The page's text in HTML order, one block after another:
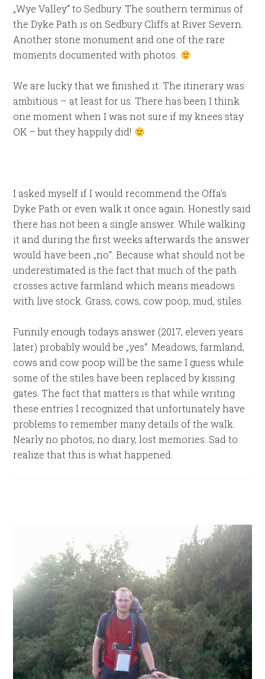
„Wye Valley“ to Sedbury. The southern terminus of
the Dyke Path is on Sedbury Cliffs at River Severn.
Another stone monument and one of the rare
moments documented with photos.
We are lucky that we finished it. The itinerary was
ambitious – at least for us. There has been I think
one moment when I was not sure if my knees stay
OK – but they happily did!
I asked myself if I would recommend the Offa’s
Dyke Path or even walk it once again. Honestly said
there has not been a single answer. While walking
it and during the first weeks afterwards the answer
would have been „no“. Because what should not be
underestimated is the fact that much of the path
crosses active farmland which means meadows
with live stock. Grass, cows, cow poop, mud, stiles.
Funnily enough todays answer (2017, eleven years
later) probably would be „yes“. Meadows, farmland,
cows and cow poop will be the same I guess while
some of the stiles have been replaced by kissing
gates. The fact that matters is that while writing
these entries I recognized that unfortunately have
problems to remember many details of the walk.
Nearly no photos, no diary, lost memories. Sad to
realize that this is what happened.